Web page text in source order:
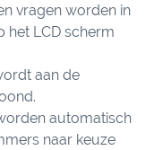
vragen worden in
het LCD scherm
aan de
automatisch
naar keuze